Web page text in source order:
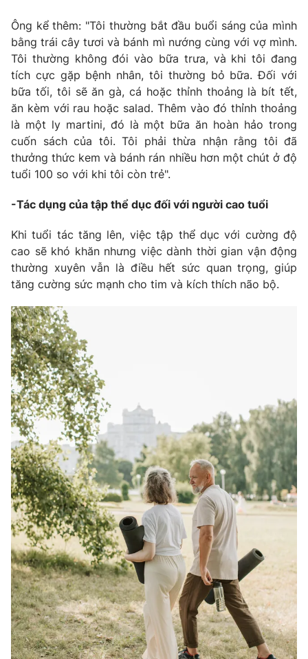
Ông kể thêm: "Tôi thường bắt đầu buổi sáng của mình
bằng trái cây tươi và bánh mì nướng cùng với vợ mình.
Tôi thường không đói vào bữa trưa, và khi tôi đang
tích cực gặp bệnh nhân, tôi thường bỏ bữa. Đối với
bữa tối, tôi sẽ ăn gà, cá hoặc thỉnh thoảng là bít tết,
ăn kèm với rau hoặc salad. Thêm vào đó thỉnh thoảng
là một ly martini, đó là một bữa ăn hoàn hảo trong
cuốn sách của tôi. Tôi phải thừa nhận rằng tôi đã
thưởng thức kem và bánh rán nhiều hơn một chút ở độ
tuổi 100 so với khi tôi còn trẻ".
-Tác dụng của tập thể dục đối với người cao tuổi
Khi tuổi tác tăng lên, việc tập thể dục với cường độ
cao sẽ khó khăn nhưng việc dành thời gian vận động
thường xuyên vẫn là điều hết sức quan trọng, giúp
tăng cường sức mạnh cho tim và kích thích não bộ.